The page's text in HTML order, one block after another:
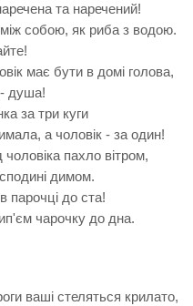
та наречений!
собою, як риба з водою.
має бути в домі голова,
- душа!
за три куги
а чоловік - за один!
пахло вітром,
димом.
парочці до ста!
чарочку до дна.
ваші стеляться крилато,